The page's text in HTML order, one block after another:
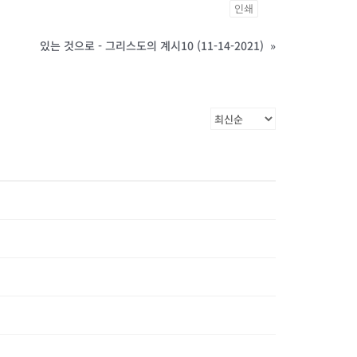
인쇄
있는 것으로 - 그리스도의 계시10 (11-14-2021) »